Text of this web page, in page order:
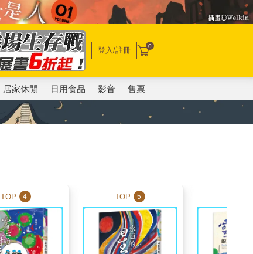
登入/註冊 0
居家休閒 日用食品 影音 售票
TOP 4 TOP 5